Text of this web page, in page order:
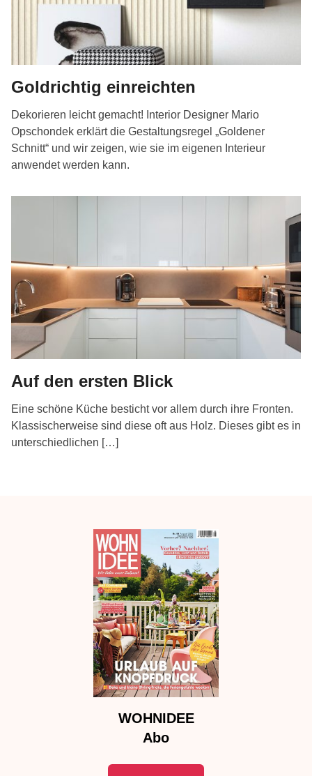
Goldrichtig einreichten
Dekorieren leicht gemacht! Interior Designer Mario
Opschondek erklärt die Gestaltungsregel „Goldener
Schnitt“ und wir zeigen, wie sie im eigenen Interieur
anwendet werden kann.
Auf den ersten Blick
Eine schöne Küche besticht vor allem durch ihre Fronten.
Klassischerweise sind diese oft aus Holz. Dieses gibt es in
unterschiedlichen […]
WOHNIDEE
Abo